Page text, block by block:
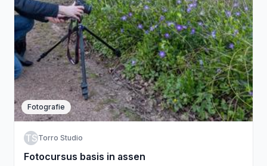
Fotografie
TSTorro Studio
Fotocursus basis in assen